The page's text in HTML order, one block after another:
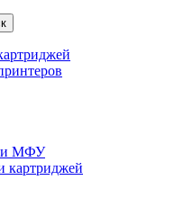
и МФУ
картриджей